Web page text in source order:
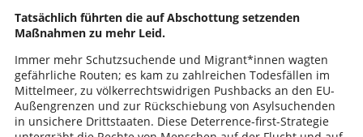
Tatsächlich führten die auf Abschottung setzenden
Maßnahmen zu mehr Leid.
Immer mehr Schutzsuchende und Migrant*innen wagten
gefährliche Routen; es kam zu zahlreichen Todesfällen im
Mittelmeer, zu völkerrechtswidrigen Pushbacks an den EU-
Außengrenzen und zur Rückschiebung von Asylsuchenden
in unsichere Drittstaaten. Diese Deterrence-first-Strategie